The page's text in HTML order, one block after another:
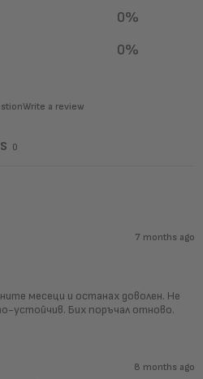
0%
0%
Write a review
0
7 months ago
месеци и останах доволен. Не
устойчив. Бих поръчал отново.
8 months ago